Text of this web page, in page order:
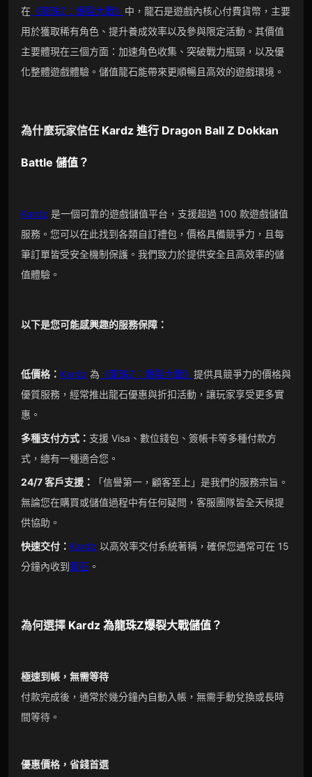
在《龍珠Z：爆裂大戰》 中，龍石是遊戲內核心付費貨幣，主要
用於獲取稀有角色、提升養成效率以及參與限定活動。其價值
主要體現在三個方面：加速角色收集、突破戰力瓶頸，以及優
化整體遊戲體驗。儲值龍石能帶來更順暢且高效的遊戲環境。
為什麼玩家信任 Kardz進行 Dragon Ball Z Dokkan
Battle 儲值？
Kardz 是一個可靠的遊戲儲值平台，支援超過 100 款遊戲儲值
服務。您可以在此找到各類自訂禮包，價格具備競爭力，且每
筆訂單皆受安全機制保護。我們致力於提供安全且高效率的儲
值體驗。
以下是您可能感興趣的服務保障：
低價格： Kardz 為 《龍珠Z：爆裂大戰》 提供具競爭力的價格與
優質服務，經常推出龍石優惠與折扣活動，讓玩家享受更多實
惠。
多種支付方式： 支援 Visa、數位錢包、簽帳卡等多種付款方
式，總有一種適合您。
24/7 客戶支援：
「信譽第一，顧客至上」是我們的服務宗旨。
無論您在購買或儲值過程中有任何疑問，客服團隊皆全天候提
供協助。
快速交付： Kardz 以高效率交付系統著稱，確保您通常可在 15
分鐘內收到龍石 。
為何選擇 Kardz為龍珠Z爆裂大戰儲值？
極速到帳，無需等待
付款完成後，通常於幾分鐘內自動入帳，無需手動兌換或長時
間等待。
優惠價格，省錢首選